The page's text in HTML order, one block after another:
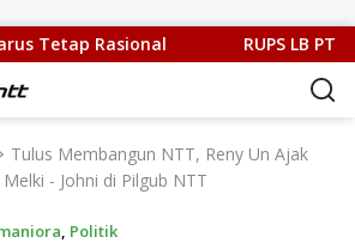
Rasional RUPS LB PT.
Tulus Membangun NTT, Reny Un Ajak
- Johni di Pilgub NTT
, Politik